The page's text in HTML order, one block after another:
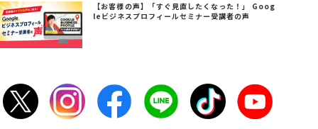
【お客様の声】「すぐ見直したくなった！」 Goog
leビジネスプロフィールセミナー受講者の声